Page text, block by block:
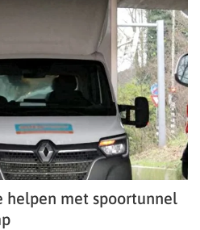
helpen met spoortunnel